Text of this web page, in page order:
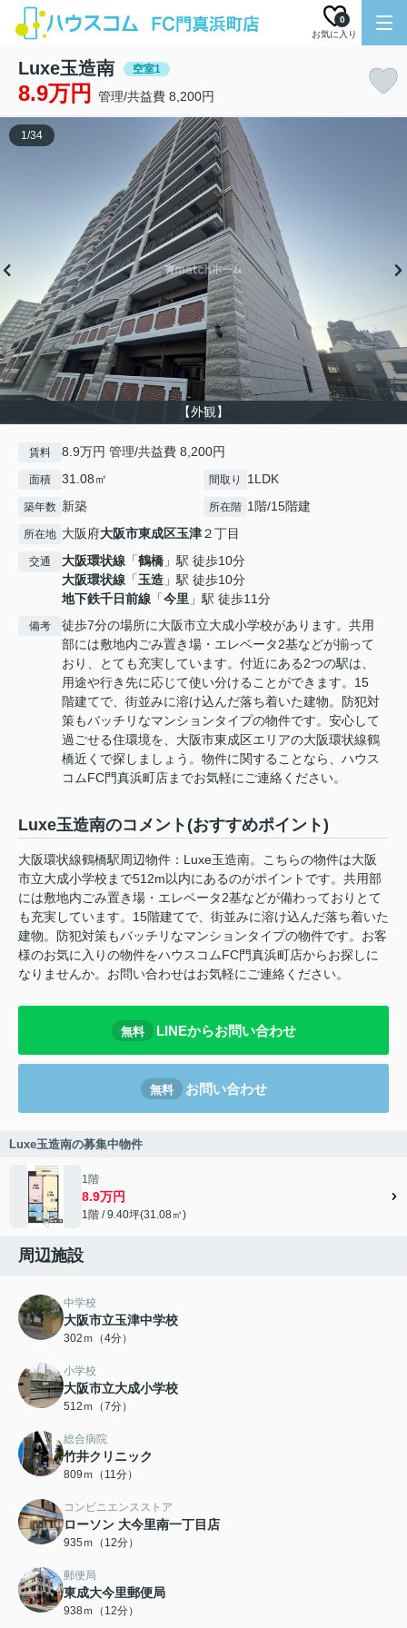
お気に入り
0
Luxe玉造南 空室1
8.9万円 管理/共益費 8,200円
【外観】
1/34
賃料 8.9万円 管理/共益費 8,200円
面積 31.08㎡ 間取り 1LDK
築年数 新築 所在階 1階/15階建
所在地 大阪府大阪市東成区玉津２丁目
交通 大阪環状線 「鶴橋 」駅 徒歩10分
大阪環状線 「玉造 」駅 徒歩10分
地下鉄千日前線 「今里 」駅 徒歩11分
備考
徒歩7分の場所に大阪市立大成小学校があります。共用
部には敷地内ごみ置き場・エレベータ2基などが揃って
おり、とても充実しています。付近にある2つの駅は、
用途や行き先に応じて使い分けることができます。15
階建てで、街並みに溶け込んだ落ち着いた建物。防犯対
策もバッチリなマンションタイプの物件です。安心して
過ごせる住環境を、大阪市東成区エリアの大阪環状線鶴
橋近くで探しましょう。物件に関することなら、ハウス
コムFC門真浜町店までお気軽にご連絡ください。
Luxe玉造南のコメント(おすすめポイント)
大阪環状線鶴橋駅周辺物件：Luxe玉造南。こちらの物件は大阪
市立大成小学校まで512m以内にあるのがポイントです。共用部
には敷地内ごみ置き場・エレベータ2基などが備わっておりとて
も充実しています。15階建てで、街並みに溶け込んだ落ち着いた
建物。防犯対策もバッチリなマンションタイプの物件です。お客
様のお気に入りの物件をハウスコムFC門真浜町店からお探しに
なりませんか。お問い合わせはお気軽にご連絡ください。
無料 LINEからお問い合わせ
無料 お問い合わせ
Luxe玉造南の募集中物件
1階
8.9万円
1階 / 9.40坪(31.08㎡)
周辺施設
中学校
大阪市立玉津中学校
302ｍ（4分）
小学校
大阪市立大成小学校
512ｍ（7分）
総合病院
竹井クリニック
809ｍ（11分）
コンビニエンスストア
ローソン 大今里南一丁目店
935ｍ（12分）
郵便局
東成大今里郵便局
938ｍ（12分）